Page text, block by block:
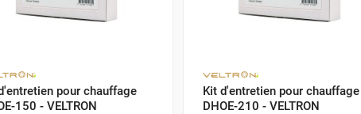
pour chauffage
150 - VELTRON
Kit d'entretien pour chauffage
DHOE-210 - VELTRON